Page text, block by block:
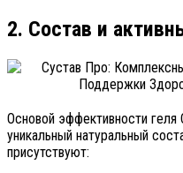
2. Состав и
Основой эффективности геля
уникальный натуральный
присутствуют: